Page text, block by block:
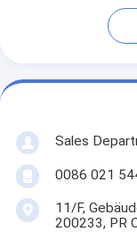
Sales
0086 021
11/F,
200233, PR